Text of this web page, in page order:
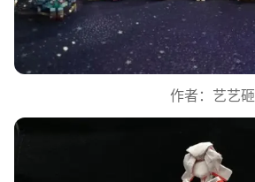
作者：艺艺砸